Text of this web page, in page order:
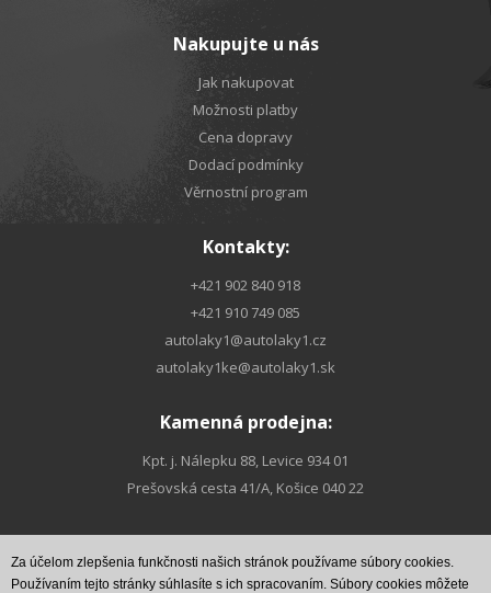
Nakupujte u nás
Jak nakupovat
Možnosti platby
Cena dopravy
Dodací podmínky
Věrnostní program
Kontakty:
+421 902 840 918
+421 910 749 085
autolaky1@autolaky1.cz
autolaky1ke@autolaky1.sk
Kamenná prodejna:
Kpt. j. Nálepku 88, Levice 934 01
Prešovská cesta 41/A, Košice 040 22
Najdete nás na
FACEBOOKu
Najdete nás na
INSTAGRAMe
Za účelom zlepšenia funkčnosti našich stránok používame súbory cookies.
Používaním tejto stránky súhlasíte s ich spracovaním. Súbory cookies môžete